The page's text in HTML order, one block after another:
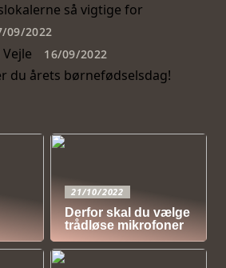
så vigtige for
09/2022
16/09/2022
du årets børnefødselsdag!
21/10/2022
Derfor skal du vælge
trådløse mikrofoner